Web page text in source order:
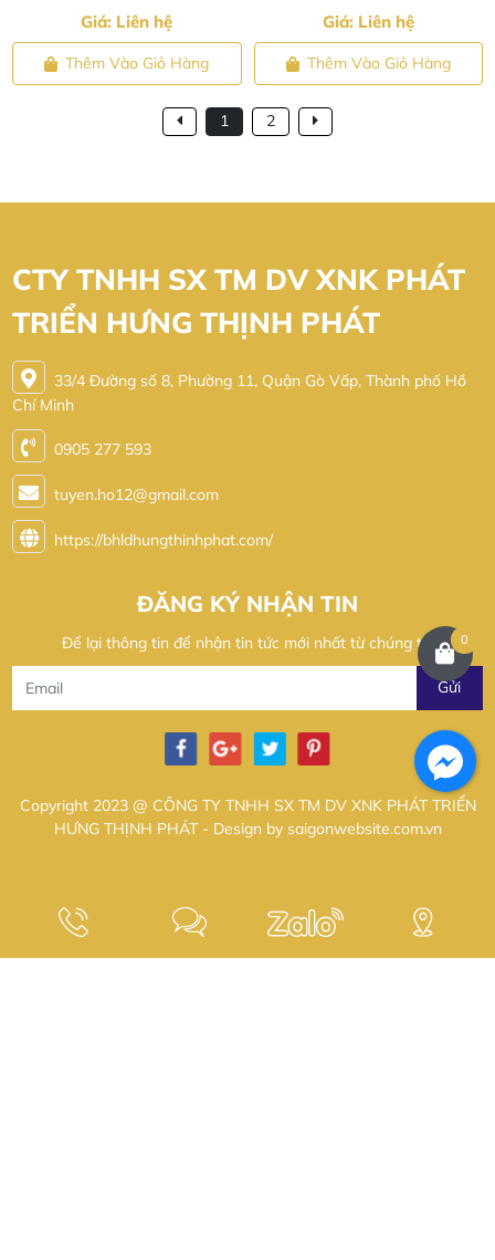
Giá: Liên hệ
Thêm Vào Giỏ Hàng
Giá: Liên hệ
Thêm Vào Giỏ Hàng
1 2
CTY TNHH SX TM DV XNK PHÁT
TRIỂN HƯNG THỊNH PHÁT
33/4 Đường số 8, Phường 11, Quận Gò Vấp, Thành phố Hồ
Chí Minh
0905 277 593
tuyen.ho12@gmail.com
https://bhldhungthinhphat.com/
ĐĂNG KÝ NHẬN TIN
Để lại thông tin để nhận tin tức mới nhất từ chúng tôi
Copyright 2023 @ CÔNG TY TNHH SX TM DV XNK PHÁT TRIỂN
HƯNG THỊNH PHÁT - Design by saigonwebsite.com.vn
MS. KIM TUYẾN 1
0